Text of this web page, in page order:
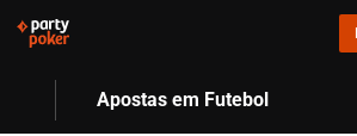
Apostas em Futebol